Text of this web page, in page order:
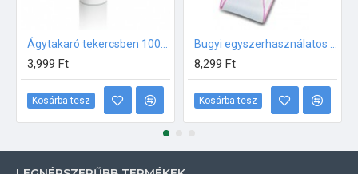
3,999 Ft
Kosárba tesz
8,299 Ft
Kosárba tesz